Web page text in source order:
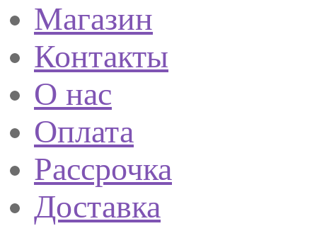
Магазин
Контакты
О нас
Оплата
Рассрочка
Доставка